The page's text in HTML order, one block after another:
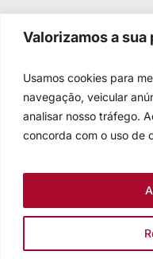
Valorizamos a
Usamos cookies para
navegação, veicular
analisar nosso tráfego.
concorda com o uso de
Igreja Evangélica
Sede nacional: Rua